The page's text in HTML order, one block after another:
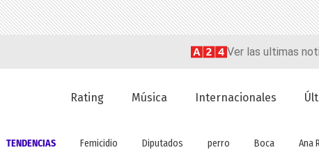
Ver las ultimas
Rating Música Internacionales
TENDENCIAS Femicidio Diputados perro Boca Ana